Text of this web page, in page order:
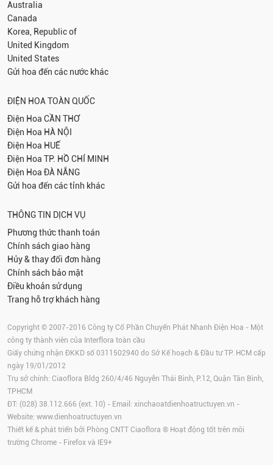
Australia
Canada
Korea, Republic of
United Kingdom
United States
Gửi hoa đến các nước khác
ĐIỆN HOA TOÀN QUỐC
Điện Hoa CẦN THƠ
Điện Hoa HÀ NỘI
Điện Hoa HUẾ
Điện Hoa TP. HỒ CHÍ MINH
Điện Hoa ĐÀ NẴNG
Gửi hoa đến các tỉnh khác
THÔNG TIN DỊCH VỤ
Phương thức thanh toán
Chính sách giao hàng
Hủy & thay đổi đơn hàng
Chính sách bảo mật
Điều khoản sử dụng
Trang hỗ trợ khách hàng
Copyright © 2007-2016 Công ty Cổ Phần Chuyển Phát Nhanh Điện Hoa - Một
công ty thành viên của Interflora toàn cầu
Giấy chứng nhận ĐKKD số 0311502940 do Sở Kế hoạch & Đầu tư TP. HCM cấp
ngày 19/01/2012
Trụ sở chính: Ciaoflora Bldg 260/4/46 Nguyễn Thái Bình, P.12, Quận Tân Bình,
TPHCM
ĐT: (028) 38.112.666 (ext. 10) - Email: xinchaoatdienhoatructuyen.vn -
Website: www.dienhoatructuyen.vn
Thiết kế & phát triển bởi Phòng CNTT Ciaoflora ® Hoạt động tốt trên môi
trường Chrome - Firefox và IE9+